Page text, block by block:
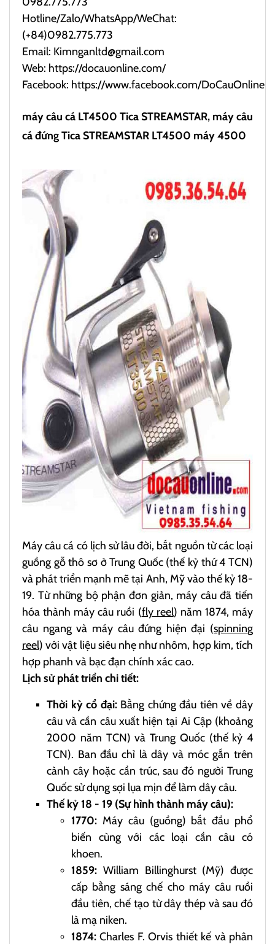
Hotline/Zalo/WhatsApp/WeChat:
(+84)0982.775.773
Email: Kimnganltd@gmail.com
Web: https://docauonline.com/
Facebook: https://www.facebook.com/DoCauOnline
máy câu cá LT4500 Tica STREAMSTAR, máy câu
cá đứng Tica STREAMSTAR LT4500 máy 4500
Máy câu cá có lịch sử lâu đời, bắt nguồn từ các loại
guồng gỗ thô sơ ở Trung Quốc (thế kỷ thứ 4 TCN)
và phát triển mạnh mẽ tại Anh, Mỹ vào thế kỷ 18-
19. Từ những bộ phận đơn giản, máy câu đã tiến
hóa thành máy câu ruồi (fly reel) năm 1874, máy
câu ngang và máy câu đứng hiện đại (spinning
reel) với vật liệu siêu nhẹ như nhôm, hợp kim, tích
hợp phanh và bạc đạn chính xác cao.
Lịch sử phát triển chi tiết:
Thời kỳ cổ đại:Bằng chứng đầu tiên về dây
câu và cần câu xuất hiện tại Ai Cập (khoảng
2000 năm TCN) và Trung Quốc (thế kỷ 4
TCN). Ban đầu chỉ là dây và móc gắn trên
cành cây hoặc cần trúc, sau đó người Trung
Quốc sử dụng sợi lụa mịn để làm dây câu.
Thế kỷ 18 - 19 (Sự hình thành máy câu):
1770: Máy câu (guồng) bắt đầu phổ
biến cùng với các loại cần câu có
khoen.
1859: William Billinghurst (Mỹ) được
cấp bằng sáng chế cho máy câu ruồi
đầu tiên, chế tạo từ dây thép và sau đó
là mạ niken.
1874: Charles F. Orvis thiết kế và phân